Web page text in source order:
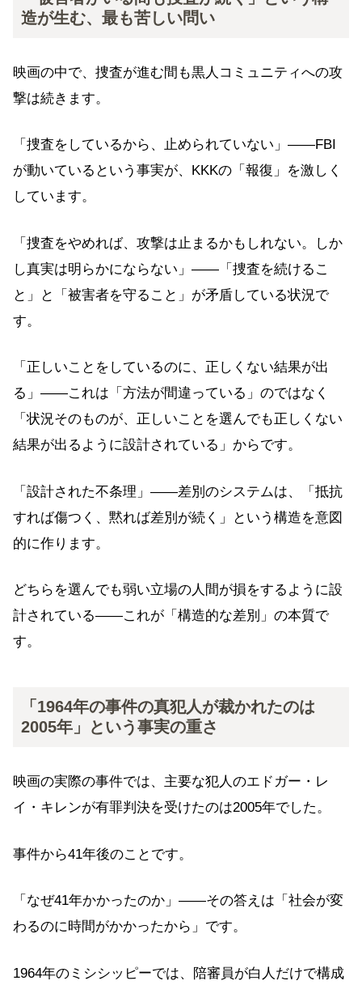
造が生む、最も苦しい問い
映画の中で、捜査が進む間も黒人コミュニティへの攻
撃は続きます。
「捜査をしているから、止められていない」——FBI
が動いているという事実が、KKKの「報復」を激しく
しています。
「捜査をやめれば、攻撃は止まるかもしれない。しか
し真実は明らかにならない」——「捜査を続けるこ
と」と「被害者を守ること」が矛盾している状況で
す。
「正しいことをしているのに、正しくない結果が出
る」——これは「方法が間違っている」のではなく
「状況そのものが、正しいことを選んでも正しくない
結果が出るように設計されている」からです。
「設計された不条理」——差別のシステムは、「抵抗
すれば傷つく、黙れば差別が続く」という構造を意図
的に作ります。
どちらを選んでも弱い立場の人間が損をするように設
計されている——これが「構造的な差別」の本質で
す。
「1964年の事件の真犯人が裁かれたのは
2005年」という事実の重さ
映画の実際の事件では、主要な犯人のエドガー・レ
イ・キレンが有罪判決を受けたのは2005年でした。
事件から41年後のことです。
「なぜ41年かかったのか」——その答えは「社会が変
わるのに時間がかかったから」です。
1964年のミシシッピーでは、陪審員が白人だけで構成